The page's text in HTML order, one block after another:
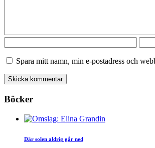
Spara mitt namn, min e-postadress och
Böcker
Där solen aldrig går ned